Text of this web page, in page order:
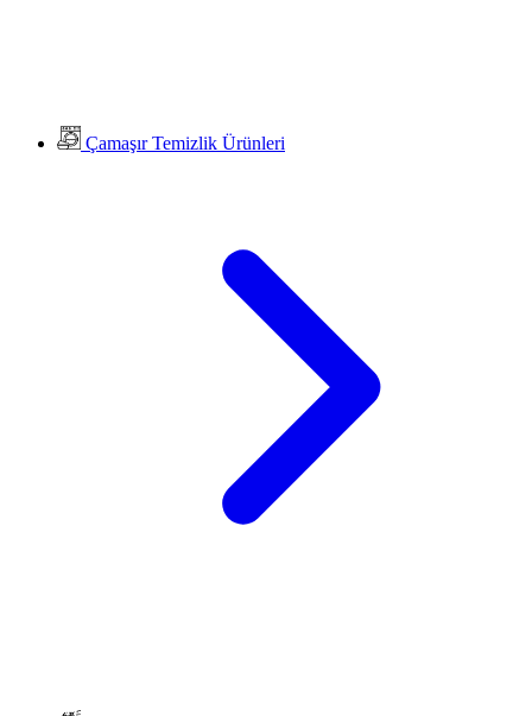
Çamaşır Temizlik Ürünleri